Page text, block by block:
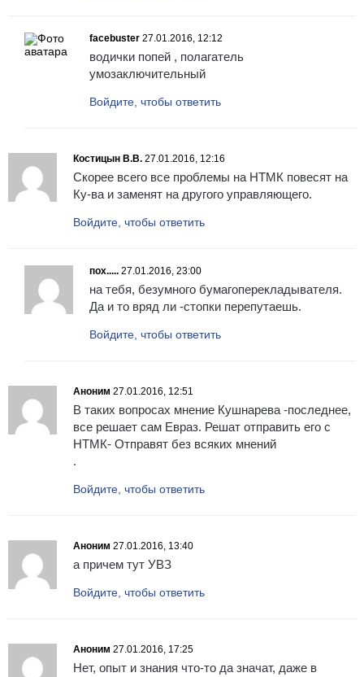
facebuster 27.01.2016, 12:12
водички попей , полагатель
умозаключительный
Войдите, чтобы ответить
Костицын В.В. 27.01.2016, 12:16
Скорее всего все проблемы на НТМК повесят на
Ку-ва и заменят на другого управляющего.
Войдите, чтобы ответить
пох..... 27.01.2016, 23:00
на тебя, безумного бумагоперекладывателя.
Да и то вряд ли -стопки перепутаешь.
Войдите, чтобы ответить
Аноним 27.01.2016, 12:51
В таких вопросах мнение Кушнарева -последнее,
все решает сам Евраз. Решат отправить его с
НТМК- Отправят без всяких мнений
.
Войдите, чтобы ответить
Аноним 27.01.2016, 13:40
а причем тут УВЗ
Войдите, чтобы ответить
Аноним 27.01.2016, 17:25
Нет, опыт и знания что-то да значат, даже в